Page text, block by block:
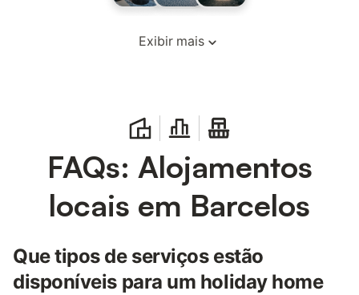
Exibir mais
FAQs: Alojamentos
locais em Barcelos
Que tipos de serviços estão
disponíveis para um holiday home